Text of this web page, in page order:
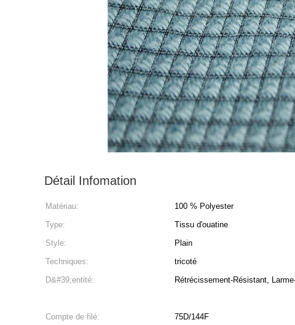
Détail Infomation
Matériau: 100 % Polyester
Type:
Tissu d'ouatine
Style:
Plain
Techniques:
tricoté
D&#39;entité:
Rétrécissement-Résistant,
Compte de filé:
75D/144F